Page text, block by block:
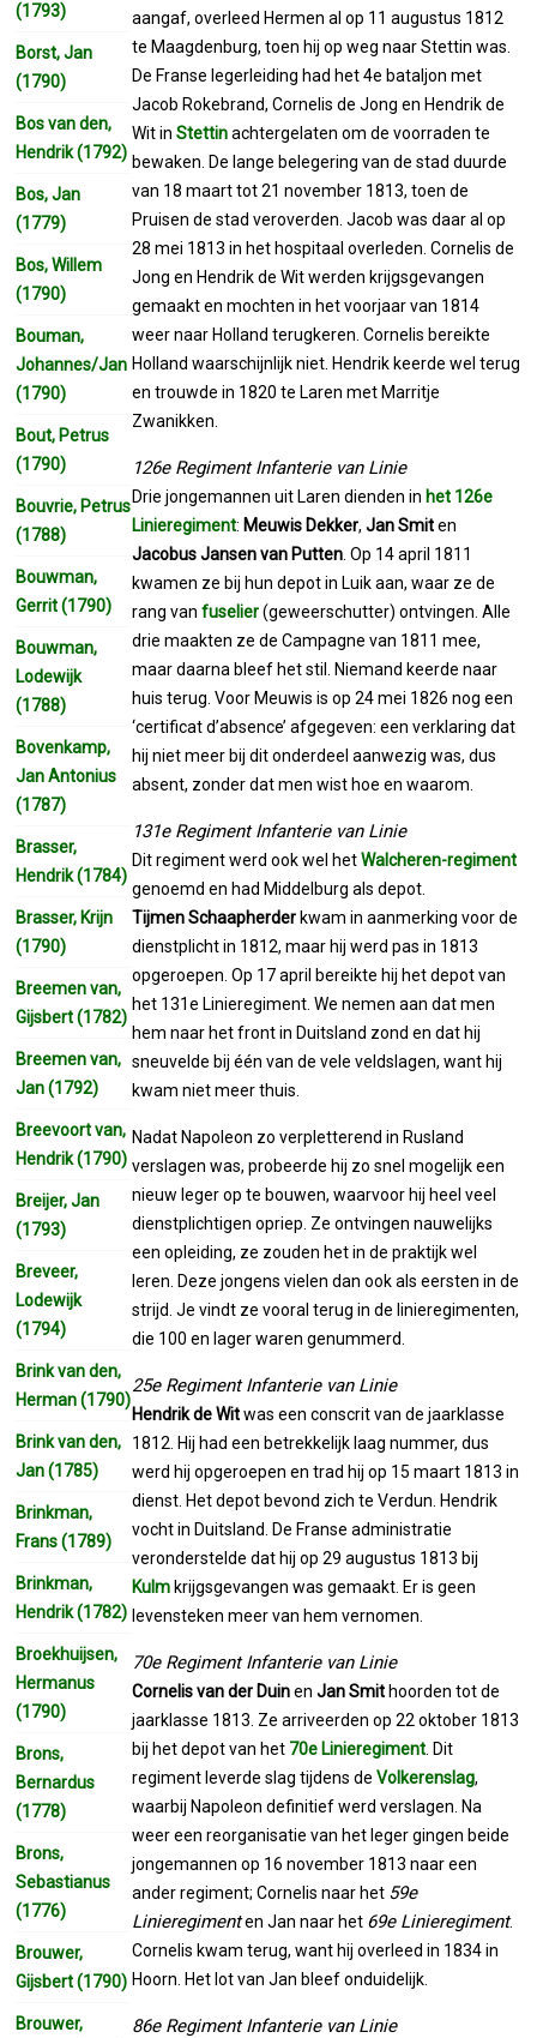
aangaf, overleed Hermen al op 11 augustus 1812
te Maagdenburg, toen hij op weg naar Stettin was.
De Franse legerleiding had het 4e bataljon met
Jacob Rokebrand, Cornelis de Jong en Hendrik de
Wit inStettinachtergelaten om de voorraden te
bewaken. De lange belegering van de stad duurde
van 18 maart tot 21 november 1813, toen de
Pruisen de stad veroverden. Jacob was daar al op
28 mei 1813 in het hospitaal overleden. Cornelis de
Jong en Hendrik de Wit werden krijgsgevangen
gemaakt en mochten in het voorjaar van 1814
weer naar Holland terugkeren. Cornelis bereikte
Holland waarschijnlijk niet. Hendrik keerde wel terug
en trouwde in 1820 te Laren met Marritje
Zwanikken.
126e Regiment Infanterie van Linie
Drie jongemannen uit Laren dienden in het 126e
Linieregiment: Meuwis Dekker,Jan Smiten
Jacobus Jansen van Putten . Op 14 april 1811
kwamen ze bij hun depot in Luik aan, waar ze de
rang vanfuselier(geweerschutter) ontvingen. Alle
drie maakten ze de Campagne van 1811 mee,
maar daarna bleef het stil. Niemand keerde naar
huis terug. Voor Meuwis is op 24 mei 1826 nog een
‘certificat d’absence’ afgegeven: een verklaring dat
hij niet meer bij dit onderdeel aanwezig was, dus
absent, zonder dat men wist hoe en waarom.
131e Regiment Infanterie van Linie
Dit regiment werd ook wel hetWalcheren-regiment
genoemd en had Middelburg als depot.
Tijmen Schaapherder kwam in aanmerking voor de
dienstplicht in 1812, maar hij werd pas in 1813
opgeroepen. Op 17 april bereikte hij het depot van
het 131e Linieregiment. We nemen aan dat men
hem naar het front in Duitsland zond en dat hij
sneuvelde bij één van de vele veldslagen, want hij
kwam niet meer thuis.
Nadat Napoleon zo verpletterend in Rusland
verslagen was, probeerde hij zo snel mogelijk een
nieuw leger op te bouwen, waarvoor hij heel veel
dienstplichtigen opriep. Ze ontvingen nauwelijks
een opleiding, ze zouden het in de praktijk wel
leren. Deze jongens vielen dan ook als eersten in de
strijd. Je vindt ze vooral terug in de linieregimenten,
die 100 en lager waren genummerd.
25e Regiment Infanterie van Linie
Hendrik de Witwas een conscrit van de jaarklasse
1812. Hij had een betrekkelijk laag nummer, dus
werd hij opgeroepen en trad hij op 15 maart 1813 in
dienst. Het depot bevond zich te Verdun. Hendrik
vocht in Duitsland. De Franse administratie
veronderstelde dat hij op 29 augustus 1813 bij
Kulm krijgsgevangen was gemaakt. Er is geen
levensteken meer van hem vernomen.
70e Regiment Infanterie van Linie
Cornelis van der DuinenJan Smit hoorden tot de
jaarklasse 1813. Ze arriveerden op 22 oktober 1813
bij het depot van het 70e Linieregiment . Dit
regiment leverde slag tijdens deVolkerenslag,
waarbij Napoleon definitief werd verslagen. Na
weer een reorganisatie van het leger gingen beide
jongemannen op 16 november 1813 naar een
ander regiment; Cornelis naar het 59e
Linieregimenten Jan naar het 69e Linieregiment.
Cornelis kwam terug, want hij overleed in 1834 in
Hoorn. Het lot van Jan bleef onduidelijk.
86e Regiment Infanterie van Linie
(1793)
Borst, Jan
(1790)
Bos van den,
Hendrik (1792)
Bos, Jan
(1779)
Bos, Willem
(1790)
Bouman,
Johannes/Jan
(1790)
Bout, Petrus
(1790)
Bouvrie, Petrus
(1788)
Bouwman,
Gerrit (1790)
Bouwman,
Lodewijk
(1788)
Bovenkamp,
Jan Antonius
(1787)
Brasser,
Hendrik (1784)
Brasser, Krijn
(1790)
Breemen van,
Gijsbert (1782)
Breemen van,
Jan (1792)
Breevoort van,
Hendrik (1790)
Breijer, Jan
(1793)
Breveer,
Lodewijk
(1794)
Brink van den,
Herman (1790)
Brink van den,
Jan (1785)
Brinkman,
Frans (1789)
Brinkman,
Hendrik (1782)
Broekhuijsen,
Hermanus
(1790)
Brons,
Bernardus
(1778)
Brons,
Sebastianus
(1776)
Brouwer,
Gijsbert (1790)
Brouwer,